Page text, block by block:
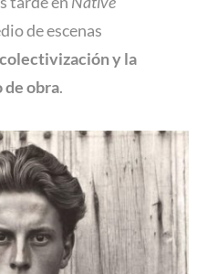
de escenas
y la
de obra.